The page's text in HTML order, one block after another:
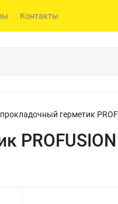
Контакты
герметик